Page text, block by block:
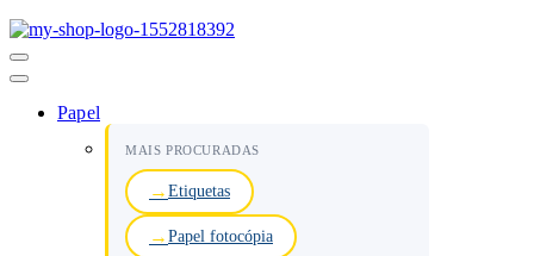
Menu
de
Papel
MAIS PROCURADAS
Etiquetas
Papel fotocópia